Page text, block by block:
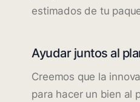
estimados de tu
Ayudar juntos al
Creemos que la
para hacer un bien al